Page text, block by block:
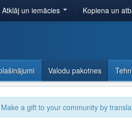
Atklāj un iemācies Kopiena un
Valodu pakotnes
a gift to your community by